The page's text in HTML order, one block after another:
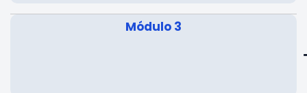
Módulo 3